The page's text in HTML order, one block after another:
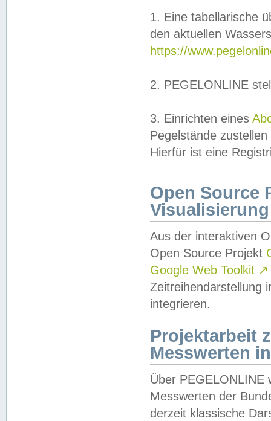
1. Eine tabellarische
den aktuellen
https://
2. PEGELONLINE
3. Einrichten eines
Pegelstände
Hierfür ist eine
Open Source
Visualisierung
Aus der interaktiven
Open Source Projekt
Google Web Toolkit ↗
Zeitreihendarstellung
integrieren.
Projektarbeit
Messwerten
Über PEGELONLINE
Messwerten der
derzeit klassische